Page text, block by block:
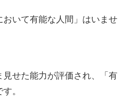
おいて有能な人間」はいませ
見せた能力が評価され、「有
。